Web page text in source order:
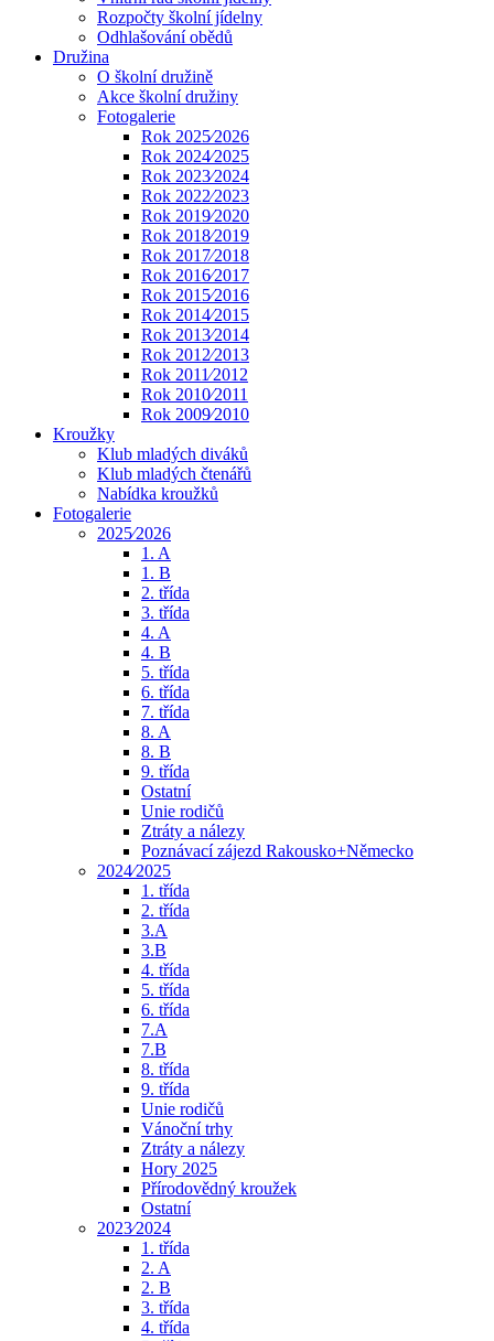
Rozpočty školní jídelny
Odhlašování obědů
Družina
O školní družině
Akce školní družiny
Fotogalerie
Rok 2025⁄2026
Rok 2024⁄2025
Rok 2023⁄2024
Rok 2022⁄2023
Rok 2019⁄2020
Rok 2018⁄2019
Rok 2017⁄2018
Rok 2016⁄2017
Rok 2015⁄2016
Rok 2014⁄2015
Rok 2013⁄2014
Rok 2012⁄2013
Rok 2011⁄2012
Rok 2010⁄2011
Rok 2009⁄2010
Kroužky
Klub mladých diváků
Klub mladých čtenářů
Nabídka kroužků
Fotogalerie
2025⁄2026
1. A
1. B
2. třída
3. třída
4. A
4. B
5. třída
6. třída
7. třída
8. A
8. B
9. třída
Ostatní
Unie rodičů
Ztráty a nálezy
Poznávací zájezd Rakousko+Německo
2024⁄2025
1. třída
2. třída
3.A
3.B
4. třída
5. třída
6. třída
7.A
7.B
8. třída
9. třída
Unie rodičů
Vánoční trhy
Ztráty a nálezy
Hory 2025
Přírodovědný kroužek
Ostatní
2023⁄2024
1. třída
2. A
2. B
3. třída
4. třída